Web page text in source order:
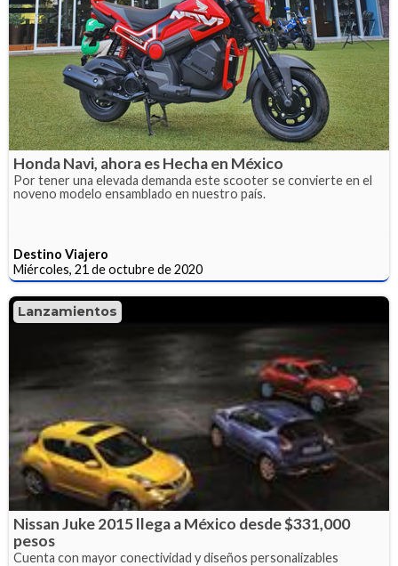
Honda Navi, ahora es Hecha en México
Por tener una elevada demanda este scooter se convierte en el
noveno modelo ensamblado en nuestro país.
Destino Viajero
Miércoles, 21 de octubre de 2020
Lanzamientos
Nissan Juke 2015 llega a México desde $331,000
pesos
Cuenta con mayor conectividad y diseños personalizables